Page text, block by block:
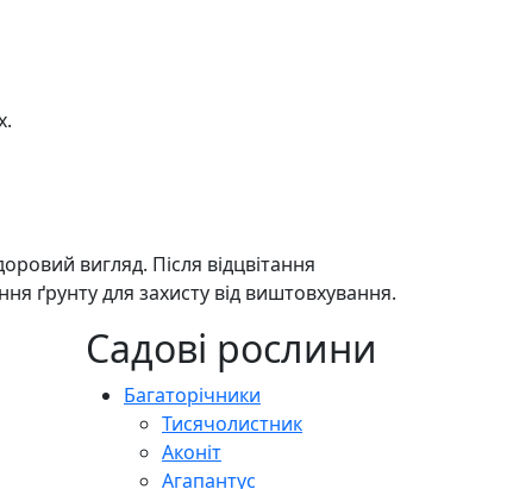
вигляд. Після відцвітання
ґрунту для захисту від виштовхування.
Садові рослини
Багаторічники
Тисячолистник
Аконіт
Агапантус